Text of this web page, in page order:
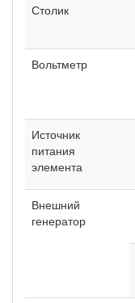
Столик
Вольтметр
Источник
питания
элемента
Внешний
генератор